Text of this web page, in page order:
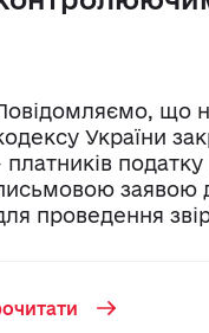
що
України
платників
заявою
проведення